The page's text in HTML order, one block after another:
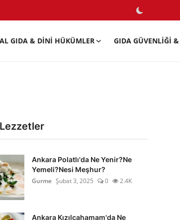
GIDA & DINI HÜKÜMLER GIDA GÜVENLIĞI
Ankara Polatlı'da Ne Yenir?Ne
Yemeli?Nesi Meşhur?
Gurme Şubat 3, 2025 0 2.4K
Ankara Kızılcahamam'da Ne